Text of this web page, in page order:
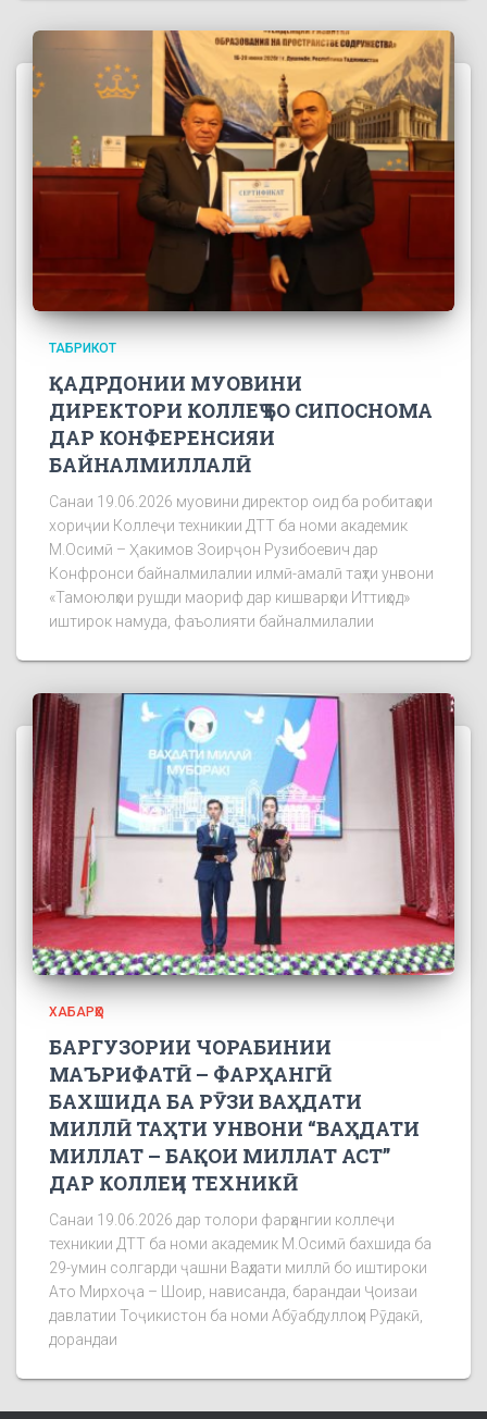
ТАБРИКОТ
ҚАДРДОНИИ МУОВИНИ
ДИРЕКТОРИ КОЛЛЕҶ БО СИПОСНОМА
ДАР КОНФЕРЕНСИЯИ
БАЙНАЛМИЛЛАЛӢ
Санаи 19.06.2026 муовини директор оид ба робитаҳои
хориҷии Коллеҷи техникии ДТТ ба номи академик
М.Осимӣ – Ҳакимов Зоирҷон Рузибоевич дар
Конфронси байналмилалии илмӣ-амалӣ таҳти унвони
«Тамоюлҳои рушди маориф дар кишварҳои Иттиҳод»
иштирок намуда, фаъолияти байналмилалии
ХАБАРҲО
БАРГУЗОРИИ ЧОРАБИНИИ
МАЪРИФАТӢ – ФАРҲАНГӢ
БАХШИДА БА РӮЗИ ВАҲДАТИ
МИЛЛӢ ТАҲТИ УНВОНИ “ВАҲДАТИ
МИЛЛАТ – БАҚОИ МИЛЛАТ АСТ”
ДАР КОЛЛЕҶИ ТЕХНИКӢ
Санаи 19.06.2026 дар толори фарҳангии коллеҷи
техникии ДТТ ба номи академик М.Осимӣ бахшида ба
29-умин солгарди ҷашни Ваҳдати миллӣ бо иштироки
Ато Мирхоҷа – Шоир, нависанда, барандаи Ҷоизаи
давлатии Тоҷикистон ба номи Абӯабдуллоҳи Рӯдакӣ,
дорандаи